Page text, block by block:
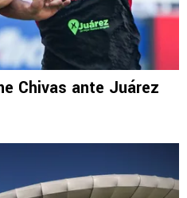
Chivas ante Juárez